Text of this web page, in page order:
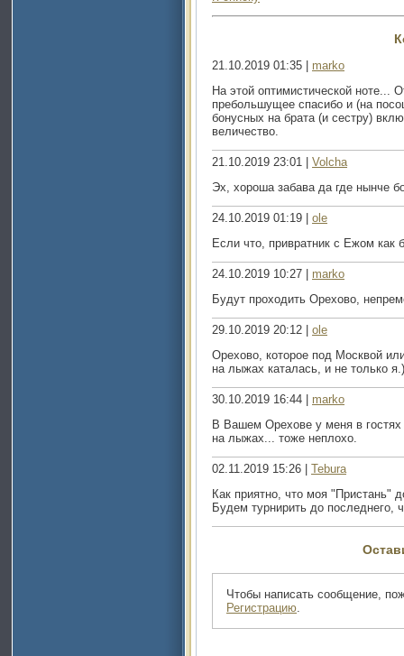
21.10.2019 01:35 | marko
На этой оптимистической ноте...
пребольшущее спасибо и (на
бонусных на брата (и сестру)
величество.
21.10.2019 23:01 | Volcha
Эх, хороша забава да где нынче
24.10.2019 01:19 | ole
Если что, привратник с Ежом как
24.10.2019 10:27 | marko
Будут проходить Орехово,
29.10.2019 20:12 | ole
Орехово, которое под Москвой
на лыжах каталась, и не только я.)
30.10.2019 16:44 | marko
В Вашем Орехове у меня в гостях
на лыжах... тоже неплохо.
02.11.2019 15:26 | Tebura
Как приятно, что моя "Пристань"
Будем турнирить до последнего,
Чтобы написать сообщение,
Регистрацию